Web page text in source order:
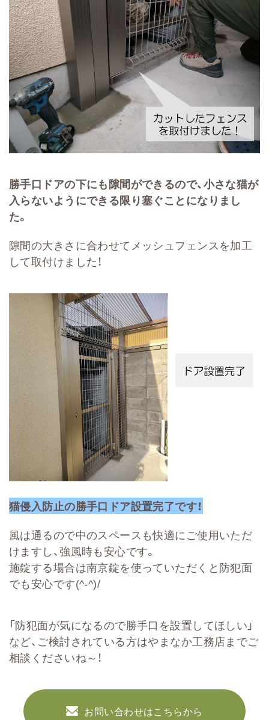
勝手口ドアの下にも隙間ができるので、小さな猫が
入らないようにできる限り塞ぐことになりまし
た。
隙間の大きさに合わせてメッシュフェンスを加工
して取付けました！
猫侵入防止の勝手口ドア設置完了です！
風は通るので中のスペースも快適にご使用いただ
けますし、強風時も安心です。
施錠する場合は南京錠を使っていただくと防犯面
でも安心です(^-^)/
「防犯面が気になるので勝手口を設置してほしい」
など、ご検討されている方はやまなか工務店までご
相談くださいね～！
お問い合わせはこちらから